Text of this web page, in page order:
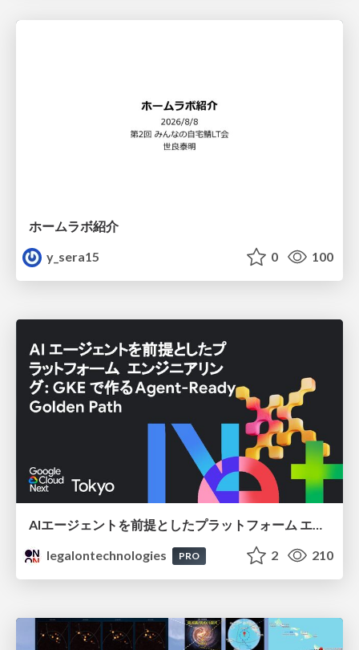
ホームラボ紹介
y_sera15
0 100
AIエージェントを前提としたプラットフォーム エンジニアリング：GKEで作るAgent-Ready Golden Path
legalontechnologies
PRO 2 210